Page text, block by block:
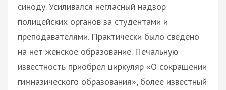
синоду. Усиливался негласный надзор
полицейских органов за студентами и
преподавателями. Практически было сведено
на нет женское образование. Печальную
известность приобрёл циркуляр «О сокращении
гимназического образования», более известный